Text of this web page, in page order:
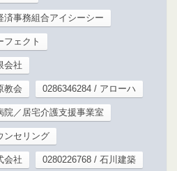
済事務組合アイシーシー
フェクト
会社
教会 0286346284 / アローハ
院／居宅介護支援事業室
ンセリング
会社 0280226768 / 石川建築